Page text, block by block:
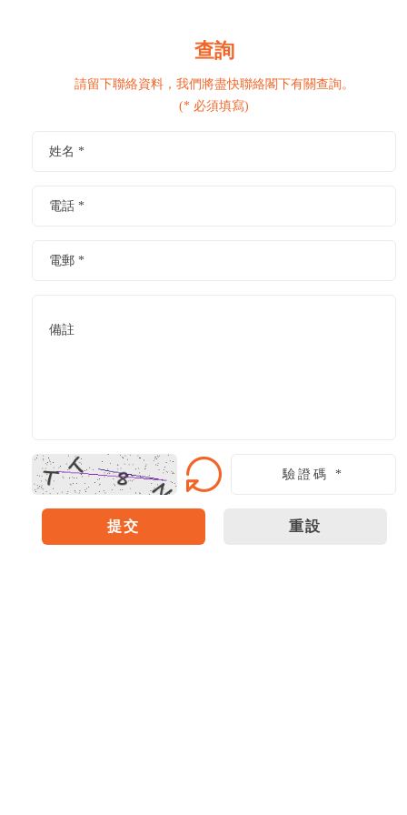
查詢
請留下聯絡資料，我們將盡快聯絡閣下有關查詢。
(* 必須填寫)
提交 重設